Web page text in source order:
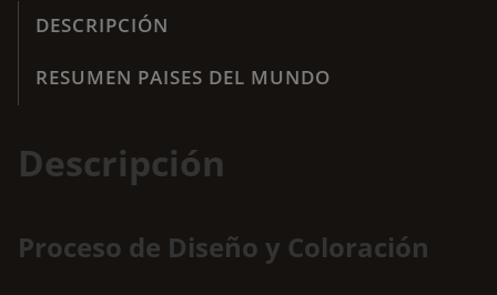
:
e
e
,
t
u
DESCRIPCIÓN
RESUMEN PAISES DEL MUNDO
Descripción
Proceso de Diseño y Coloración